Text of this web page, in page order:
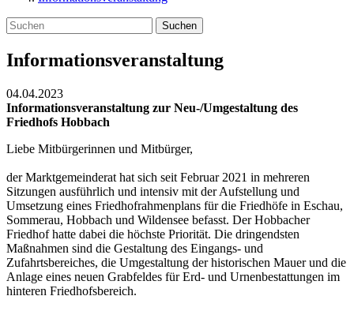
Suchen
Informationsveranstaltung
04.04.2023
Informationsveranstaltung zur Neu-/Umgestaltung des
Friedhofs Hobbach
Liebe Mitbürgerinnen und Mitbürger,
der Marktgemeinderat hat sich seit Februar 2021 in mehreren
Sitzungen ausführlich und intensiv mit der Aufstellung und
Umsetzung eines Friedhofrahmenplans für die Friedhöfe in Eschau,
Sommerau, Hobbach und Wildensee befasst. Der Hobbacher
Friedhof hatte dabei die höchste Priorität. Die dringendsten
Maßnahmen sind die Gestaltung des Eingangs- und
Zufahrtsbereiches, die Umgestaltung der historischen Mauer und die
Anlage eines neuen Grabfeldes für Erd- und Urnenbestattungen im
hinteren Friedhofsbereich.